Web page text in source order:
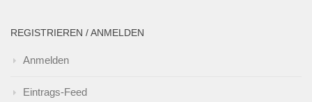
REGISTRIEREN / ANMELDEN
Anmelden
Eintrags-Feed